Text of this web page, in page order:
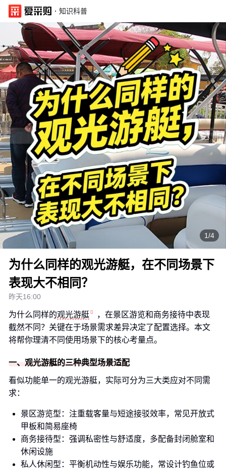
· 知识科普
1/4
为什么同样的观光游艇，在不同场景下
表现大不相同？
昨天16:00
为什么同样的观光游艇
，在景区游览和商务接待中表现
截然不同？关键在于场景需求差异决定了配置选择。本文
将帮你理清不同使用场景下的核心考量点。
一、观光游艇的三种典型场景适配
看似功能单一的观光游艇，实际可分为三大类应对不同需
求：
景区游览型：注重载客量与短途接驳效率，常见开放式
甲板和简易座椅
商务接待型：强调私密性与舒适度，多配备封闭舱室和
休闲设施
私人休闲型：平衡机动性与娱乐功能，常设计钓鱼位或